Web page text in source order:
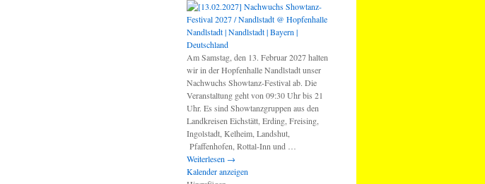
Am Samstag, den 13. Februar 2027 halten
wir in der Hopfenhalle Nandlstadt unser
Nachwuchs Showtanz-Festival ab. Die
Veranstaltung geht von 09:30 Uhr bis 21
Uhr. Es sind Showtanzgruppen aus den
Landkreisen Eichstätt, Erding, Freising,
Ingolstadt, Kelheim, Landshut,
Pfaffenhofen, Rottal-Inn und …
Weiterlesen →
Kalender anzeigen